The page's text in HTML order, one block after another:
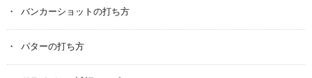
バンカーショットの打ち方
パターの打ち方